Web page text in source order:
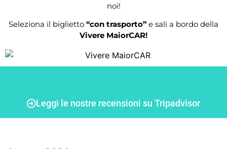
noi!
Seleziona il biglietto “con trasporto” e sali a bordo della
Vivere MaiorCAR!
Leggi le nostre recensioni su Tripadvisor